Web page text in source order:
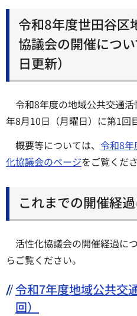
令和8年度世田谷区
協議会の開催につ
日更新）
令和8年度の地域公共交通
年8月10日（月曜日）に第1回
概要等については、 令和8年
化協議会のページをご覧くださ
これまでの開催経
活性化協議会の開催経過に
らご覧ください。
令和7年度地域公共交
回）